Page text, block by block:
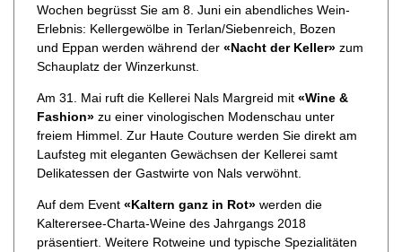
Wochen begrüsst Sie am 8. Juni ein abendliches Wein-
Erlebnis: Kellergewölbe in Terlan/Siebenreich, Bozen
und Eppan werden während der «Nacht der Keller» zum
Schauplatz der Winzerkunst.
Am 31. Mai ruft die Kellerei Nals Margreid mit «Wine &
Fashion» zu einer vinologischen Modenschau unter
freiem Himmel. Zur Haute Couture werden Sie direkt am
Laufsteg mit eleganten Gewächsen der Kellerei samt
Delikatessen der Gastwirte von Nals verwöhnt.
Auf dem Event «Kaltern ganz in Rot» werden die
Kalterersee-Charta-Weine des Jahrgangs 2018
präsentiert. Weitere Rotweine und typische Spezialitäten